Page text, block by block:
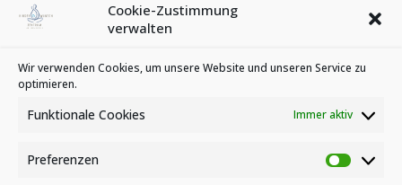
Cookie-Zustimmung
verwalten
Wir verwenden Cookies, um unsere Website und unseren Service zu
optimieren.
Funktionale Cookies Immer aktiv
Preferenzen
Januar 2020
Kategorien
News
Veranstaltungen